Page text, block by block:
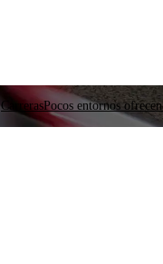
CarrerasPocos entornos